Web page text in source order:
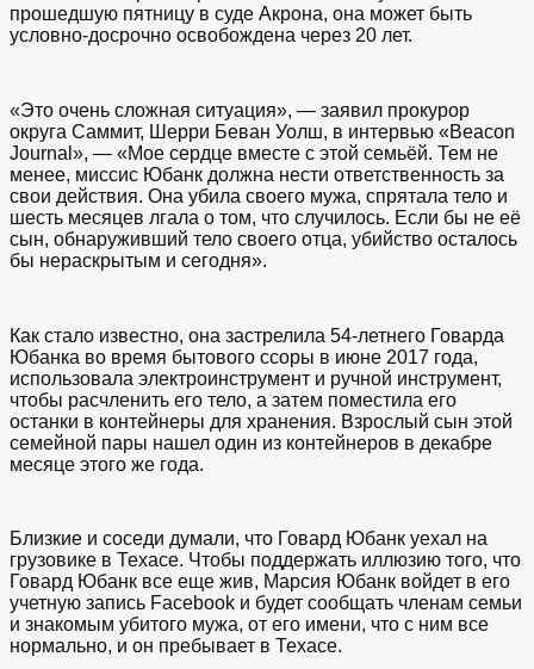
прошедшую пятницу в суде Акрона, она может быть
условно-досрочно освобождена через 20 лет.
«Это очень сложная ситуация», — заявил прокурор
округа Саммит, Шерри Беван Уолш, в интервью «Beacon
Journal», — «Мое сердце вместе с этой семьёй. Тем не
менее, миссис Юбанк должна нести ответственность за
свои действия. Она убила своего мужа, спрятала тело и
шесть месяцев лгала о том, что случилось. Если бы не её
сын, обнаруживший тело своего отца, убийство осталось
бы нераскрытым и сегодня».
Как стало известно, она застрелила 54-летнего Говарда
Юбанка во время бытового ссоры в июне 2017 года,
использовала электроинструмент и ручной инструмент,
чтобы расчленить его тело, а затем поместила его
останки в контейнеры для хранения. Взрослый сын этой
семейной пары нашел один из контейнеров в декабре
месяце этого же года.
Близкие и соседи думали, что Говард Юбанк уехал на
грузовике в Техасе. Чтобы поддержать иллюзию того, что
Говард Юбанк все еще жив, Марсия Юбанк войдет в его
учетную запись Facebook и будет сообщать членам семьи
и знакомым убитого мужа, от его имени, что с ним все
нормально, и он пребывает в Техасе.